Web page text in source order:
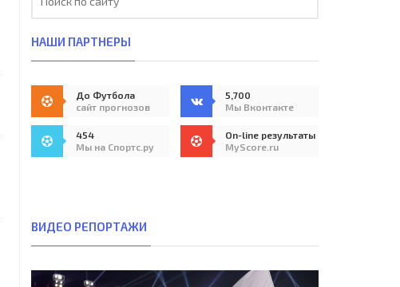
НАШИ ПАРТНЕРЫ
До Футбола
сайт прогнозов
5,700
Мы Вконтакте
454
Мы на Спортс.ру
On-line результаты
MyScore.ru
ВИДЕО РЕПОРТАЖИ